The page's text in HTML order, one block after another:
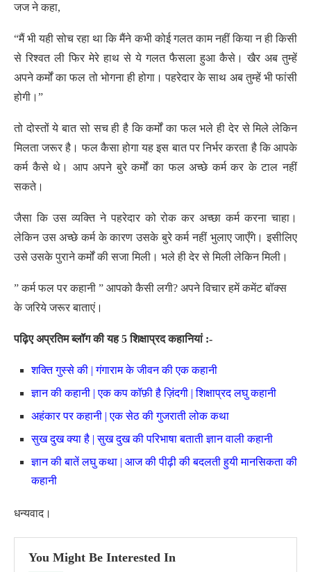
जज ने कहा,
“मैं भी यही सोच रहा था कि मैंने कभी कोई गलत काम नहीं किया न ही किसी
से रिश्वत ली फिर मेरे हाथ से ये गलत फैसला हुआ कैसे। खैर अब तुम्हें
अपने कर्मों का फल तो भोगना ही होगा। पहरेदार के साथ अब तुम्हें भी फांसी
होगी।”
तो दोस्तों ये बात सो सच ही है कि कर्मों का फल भले ही देर से मिले लेकिन
मिलता जरूर है। फल कैसा होगा यह इस बात पर निर्भर करता है कि आपके
कर्म कैसे थे। आप अपने बुरे कर्मों का फल अच्छे कर्म कर के टाल नहीं
सकते।
जैसा कि उस व्यक्ति ने पहरेदार को रोक कर अच्छा कर्म करना चाहा।
लेकिन उस अच्छे कर्म के कारण उसके बुरे कर्म नहीं भुलाए जाएँगे। इसीलिए
उसे उसके पुराने कर्मों की सजा मिली। भले ही देर से मिली लेकिन मिली।
” कर्म फल पर कहानी ” आपको कैसी लगी? अपने विचार हमें कमेंट बॉक्स
के जरिये जरूर बाताएं।
पढ़िए अप्रतिम ब्लॉग की यह 5 शिक्षाप्रद कहानियां :-
शक्ति गुस्से की | गंगाराम के जीवन की एक कहानी
ज्ञान की कहानी | एक कप कॉफ़ी है ज़िंदगी | शिक्षाप्रद लघु कहानी
अहंकार पर कहानी | एक सेठ की गुजराती लोक कथा
सुख दुख क्या है | सुख दुख की परिभाषा बताती ज्ञान वाली कहानी
ज्ञान की बातें लघु कथा | आज की पीढ़ी की बदलती हुयी मानसिकता की
कहानी
धन्यवाद।
You Might Be Interested In